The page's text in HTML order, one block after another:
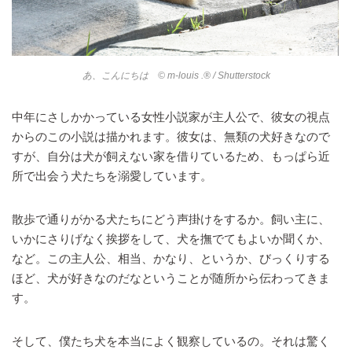
あ、こんにちは © m-louis .® / Shutterstock
中年にさしかかっている女性小説家が主人公で、彼女の視点
からのこの小説は描かれます。彼女は、無類の犬好きなので
すが、自分は犬が飼えない家を借りているため、もっぱら近
所で出会う犬たちを溺愛しています。
散歩で通りがかる犬たちにどう声掛けをするか。飼い主に、
いかにさりげなく挨拶をして、犬を撫でてもよいか聞くか、
など。この主人公、相当、かなり、というか、びっくりする
ほど、犬が好きなのだなということが随所から伝わってきま
す。
そして、僕たち犬を本当によく観察しているの。それは驚く